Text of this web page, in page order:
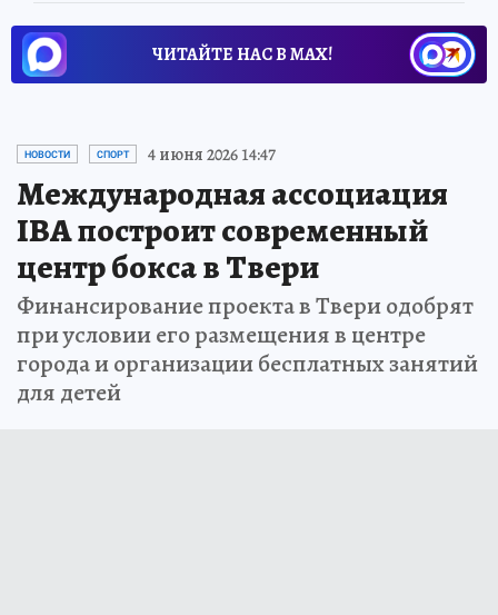
ЧИТАЙТЕ НАС В МАХ!
НОВОСТИ СПОРТ 4 июня 2026 14:47
Международная ассоциация
IBA построит современный
центр бокса в Твери
Финансирование проекта в Твери одобрят
при условии его размещения в центре
города и организации бесплатных занятий
для детей